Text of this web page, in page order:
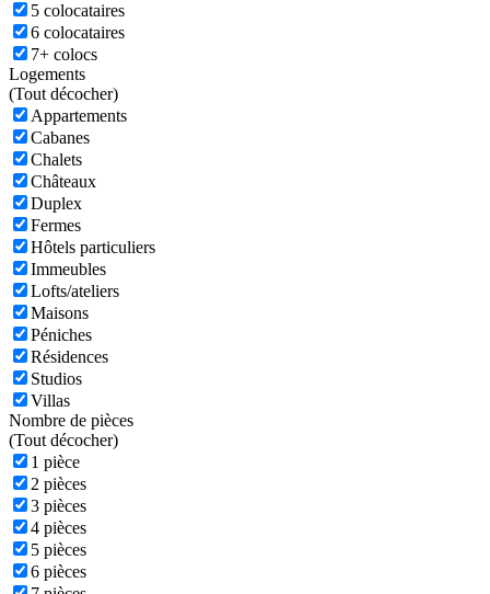
5 colocataires
6 colocataires
7+ colocs
Logements
(Tout décocher)
Appartements
Cabanes
Chalets
Châteaux
Duplex
Fermes
Hôtels particuliers
Immeubles
Lofts/ateliers
Maisons
Péniches
Résidences
Studios
Villas
Nombre de pièces
(Tout décocher)
1 pièce
2 pièces
3 pièces
4 pièces
5 pièces
6 pièces